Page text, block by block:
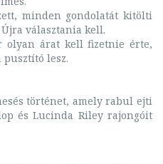
minden gondolatát kitölti
választania kell.
olyan árat kell fizetnie érte,
lesz.
történet, amely rabul ejti
és Lucinda Riley rajongóit